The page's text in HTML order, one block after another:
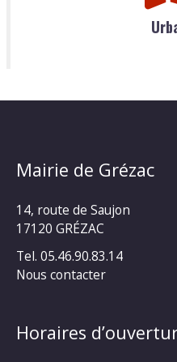
Mairie de Grézac
14, route de Saujon
17120 GRÉZAC
Tel. 05.46.90.83.14
Nous contacter
Horaires